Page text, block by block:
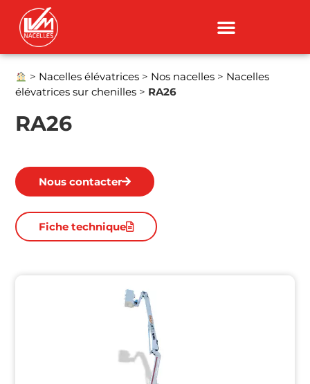
> Nacelles élévatrices > Nos nacelles > Nacelles
élévatrices sur chenilles > RA26
RA26
Nous contacter
Fiche technique